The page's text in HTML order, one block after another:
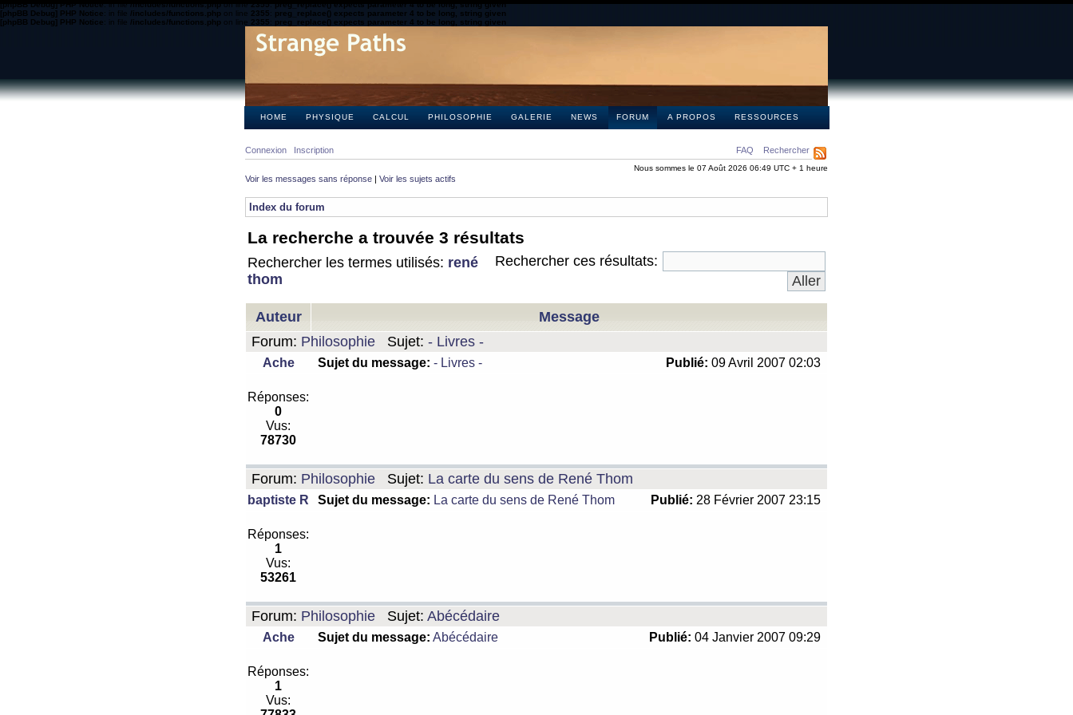
[phpBB Debug] PHP Notice: in file/includes/functions.phpon line2355:preg_replace() expects parameter 4 to be long, string given
[phpBB Debug] PHP Notice: in file /includes/functions.php on line 2355: preg_replace() expects parameter 4 to be long, string given
[phpBB Debug] PHP Notice: in file /includes/functions.php on line 2355: preg_replace() expects parameter 4 to be long, string given
HOME PHYSIQUE CALCUL PHILOSOPHIE GALERIE NEWS FORUM A PROPOS RESSOURCES
FAQ Rechercher
Connexion Inscription
Nous sommes le 07 Août 2026 06:49 UTC + 1 heure
Voir les messages sans réponse | Voir les sujets actifs
Index du forum
La recherche a trouvée 3 résultats
Rechercher les termes utilisés: rené
thom
Rechercher ces résultats:
Auteur
Message
Forum: Philosophie Sujet: - Livres -
Ache Sujet du message: - Livres - Publié: 09 Avril 2007 02:03
Réponses:
0
Vus:
78730
Forum: Philosophie Sujet: La carte du sens de René Thom
baptiste R Sujet du message: La carte du sens de René Thom Publié: 28 Février 2007 23:15
Réponses:
1
Vus:
53261
Forum: Philosophie Sujet: Abécédaire
Ache Sujet du message: Abécédaire Publié: 04 Janvier 2007 09:29
Réponses:
1
Vus: